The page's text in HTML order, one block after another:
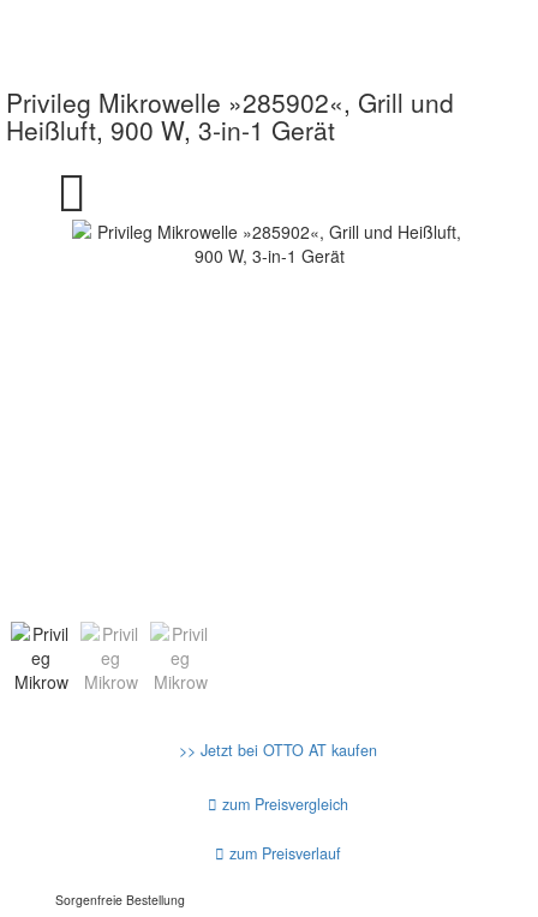
Privileg Mikrowelle »285902«, Grill und
Heißluft, 900 W, 3-in-1 Gerät
>> Jetzt bei OTTO AT kaufen
zum Preisvergleich
zum Preisverlauf
Sorgenfreie Bestellung